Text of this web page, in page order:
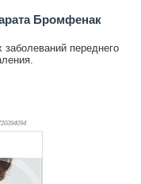
Бромфенак
переднего
0394094